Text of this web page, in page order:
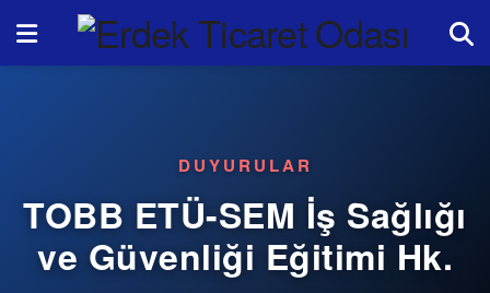
DUYURULAR
TOBB ETÜ-SEM İş Sağlığı
ve Güvenliği Eğitimi Hk.